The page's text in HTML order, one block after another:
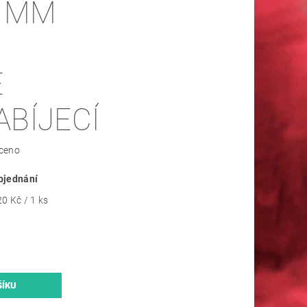
Kč / 1 ks